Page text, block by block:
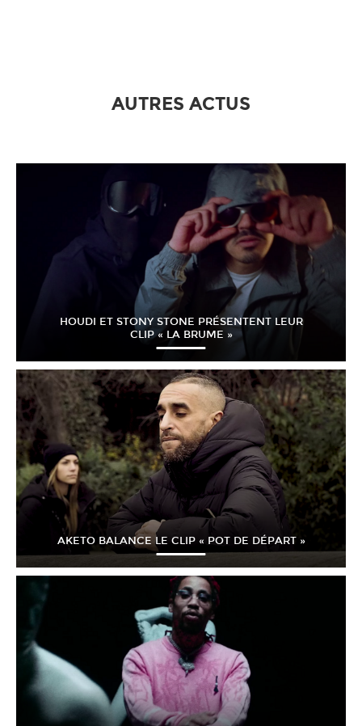
AUTRES ACTUS
HOUDI ET STONY STONE PRÉSENTENT LEUR
CLIP « LA BRUME »
AKETO BALANCE LE CLIP « POT DE DÉPART »